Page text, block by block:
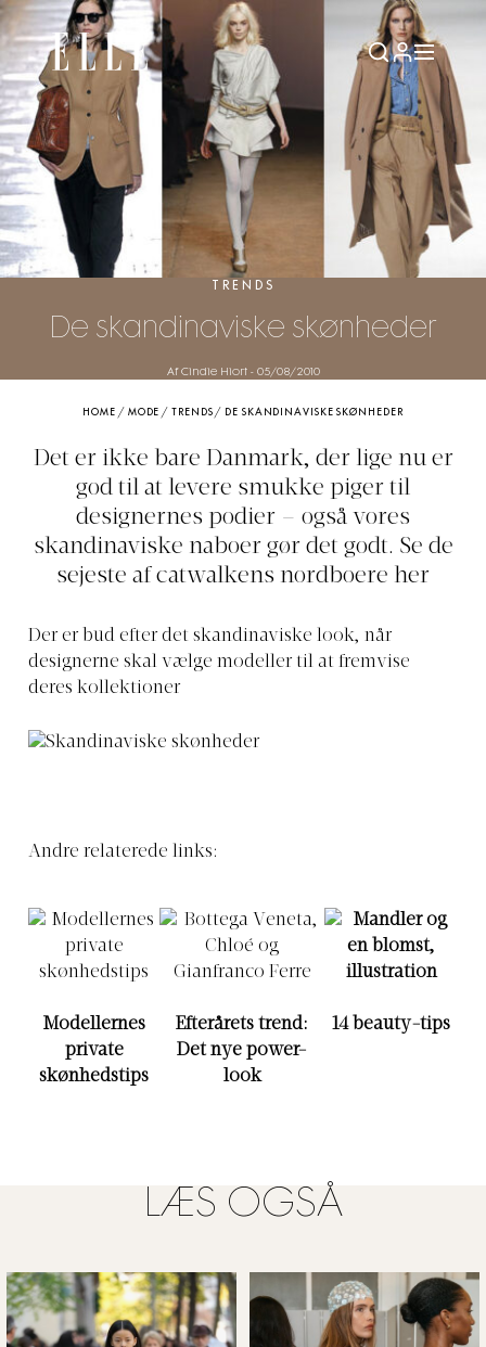
TRENDS
De skandinaviske skønheder
Af Cindie Hiort- 05/08/2010
HOME / MODE /TRENDS / DE SKANDINAVISKE SKØNHEDER
Det er ikke bare Danmark, der lige nu er
god til at levere smukke piger til
designernes podier – også vores
skandinaviske naboer gør det godt. Se de
sejeste af catwalkens nordboere her
Der er bud efter det skandinaviske look, når
designerne skal vælge modeller til at fremvise
deres kollektioner
Andre relaterede links:
Modellernes
private
skønhedstips
Efterårets trend:
Det nye power-
look
14 beauty-tips
LÆS OGSÅ